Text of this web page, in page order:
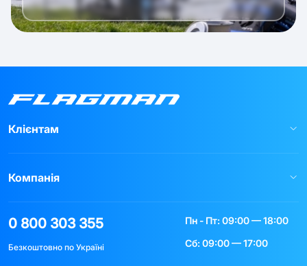
Клієнтам
Компанія
0 800 303 355
Безкоштовно по Україні
Пн - Пт: 09:00 — 18:00
Сб: 09:00 — 17:00